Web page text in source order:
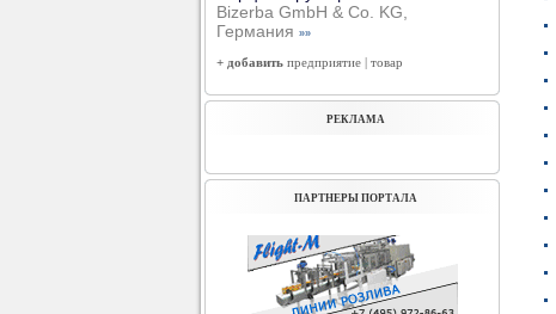
Bizerba GmbH & Co. KG,
Германия »»
+ добавить предприятие | товар
РЕКЛАМА
ПАРТНЕРЫ ПОРТАЛА